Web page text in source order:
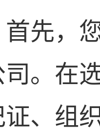
首先，
司。在
、组